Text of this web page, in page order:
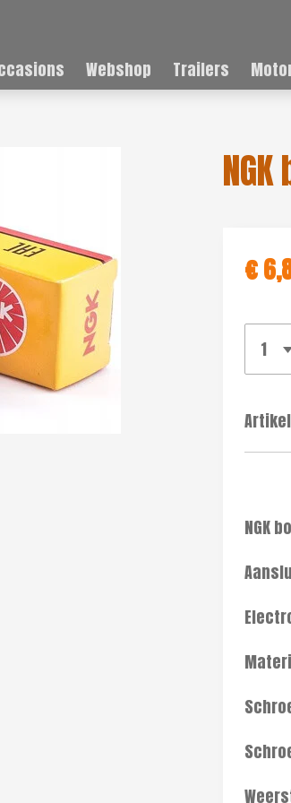
Webshop Trailers
€
NGK